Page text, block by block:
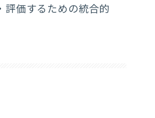
評価するための統合的